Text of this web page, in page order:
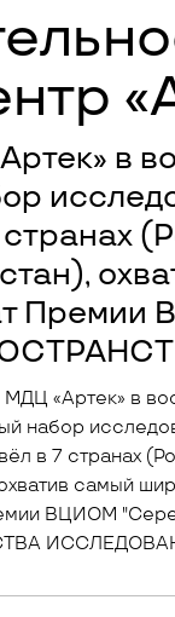
в
«Артек» в
набор
в 7 странах
самый
ВЦИОМ